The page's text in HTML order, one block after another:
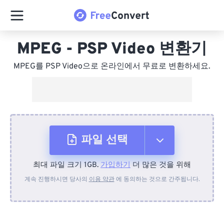
MPEG - PSP Video 변환기
MPEG를 PSP Video으로 온라인에서 무료로 변환하세요.
파일 선택
장치에서
최대 파일 크기 1GB. 가입하기 더 많은 것을 위해
계속 진행하시면 당사의 이용 약관에 동의하는 것으로 간주됩니다.